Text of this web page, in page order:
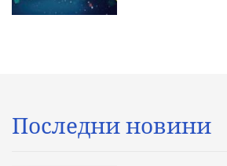
Последни новини